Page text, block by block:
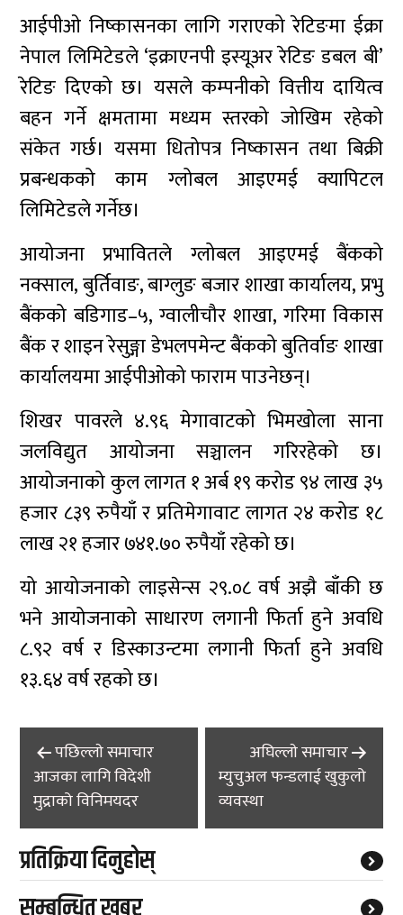
आईपीओ निष्कासनका लागि गराएको रेटिङमा ईक्रा
नेपाल लिमिटेडले ‘इक्राएनपी इस्यूअर रेटिङ डबल बी’
रेटिङ दिएको छ। यसले कम्पनीको वित्तीय दायित्व
बहन गर्ने क्षमतामा मध्यम स्तरको जोखिम रहेको
संकेत गर्छ। यसमा धितोपत्र निष्कासन तथा बिक्री
प्रबन्धकको काम ग्लोबल आइएमई क्यापिटल
लिमिटेडले गर्नेछ।
आयोजना प्रभावितले ग्लोबल आइएमई बैंकको
नक्साल, बुर्तिवाङ, बाग्लुङ बजार शाखा कार्यालय, प्रभु
बैंकको बडिगाड–५, ग्वालीचौर शाखा, गरिमा विकास
बैंक र शाइन रेसुङ्गा डेभलपमेन्ट बैंकको बुतिर्वाङ शाखा
कार्यालयमा आईपीओको फाराम पाउनेछन्।
शिखर पावरले ४.९६ मेगावाटको भिमखोला साना
जलविद्युत आयोजना सञ्चालन गरिरहेको छ।
आयोजनाको कुल लागत १ अर्ब १९ करोड ९४ लाख ३५
हजार ८३९ रुपैयाँ र प्रतिमेगावाट लागत २४ करोड १८
लाख २१ हजार ७४१.७० रुपैयाँ रहेको छ।
यो आयोजनाको लाइसेन्स २९.०८ वर्ष अझै बाँकी छ
भने आयोजनाको साधारण लगानी फिर्ता हुने अवधि
८.९२ वर्ष र डिस्काउन्टमा लगानी फिर्ता हुने अवधि
१३.६४ वर्ष रहको छ।
Post
navigation
पछिल्लाे समाचार
आजका लागि विदेशी
मुद्राको विनिमयदर
अघिल्लाे समाचार
म्युचुअल फन्डलाई खुकुलो
व्यवस्था
प्रतिक्रिया दिनुहोस्